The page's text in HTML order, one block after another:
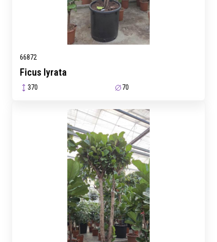
66872
Ficus lyrata
370 70